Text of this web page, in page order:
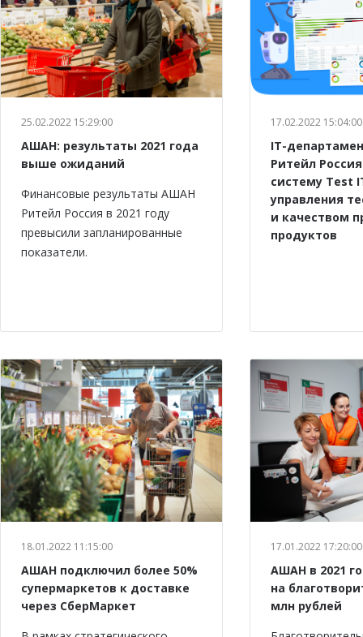
25.02.2022 15:29:00
АШАН: результаты 2021 года
выше ожиданий
Финансовые результаты АШАН
Ритейл Россия в 2021 году
превысили запланированные
показатели.
17.02.2022 15:04:00
IT-
Ритейл
систему Test
управления
и качеством
продуктов
18.01.2022 11:15:00
АШАН подключил более 50%
супермаркетов к доставке
через СберМаркет
17.01.2022 17:20:00
АШАН в 2021
на
млн рублей